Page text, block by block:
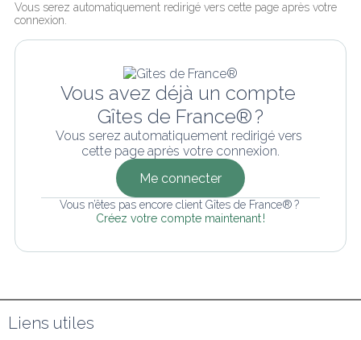
Vous serez automatiquement redirigé vers cette page après votre
connexion.
Vous avez déjà un compte
Gîtes de France® ?
Vous serez automatiquement redirigé vers
cette page après votre connexion.
Me connecter
Vous n’êtes pas encore client Gîtes de France® ?
Créez votre compte maintenant !
Liens utiles